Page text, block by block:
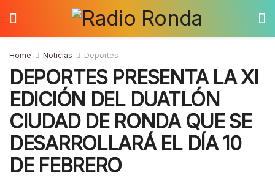
Home Noticias Deportes
DEPORTES PRESENTA LA XI
EDICIÓN DEL DUATLÓN
CIUDAD DE RONDA QUE SE
DESARROLLARÁ EL DÍA 10
DE FEBRERO